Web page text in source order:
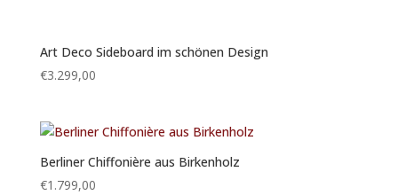
Art Deco Sideboard im schönen Design
€3.299,00
Berliner Chiffonière aus Birkenholz
€1.799,00